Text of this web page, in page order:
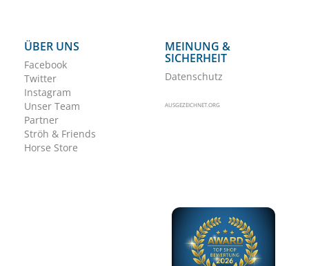
ÜBER UNS
Facebook
Twitter
Instagram
Unser Team
Partner
Ströh & Friends
Horse Store
MEINUNG &
SICHERHEIT
Datenschutz
AUSGEZEICHNET.ORG